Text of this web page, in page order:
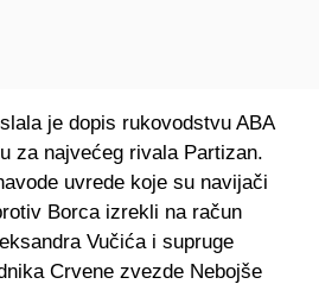
je dopis rukovodstvu ABA
za najvećeg rivala Partizan.
uvrede koje su navijači
Borca izrekli na račun
Vučića i supruge
Crvene zvezde Nebojše